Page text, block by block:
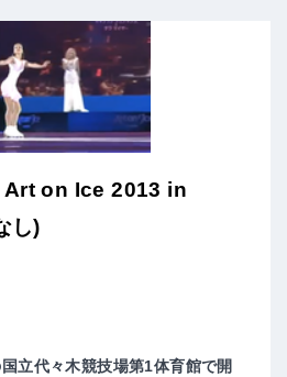
on Ice 2013 in
し)
立代々木競技場第1体育館で開